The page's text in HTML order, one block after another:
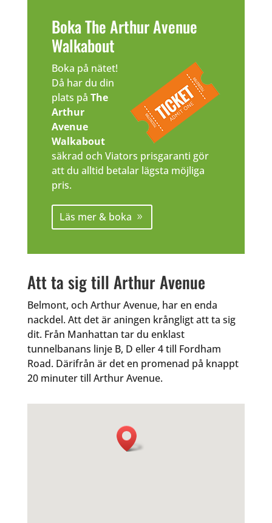
Boka The Arthur Avenue
Walkabout
Boka på nätet!
Då har du din
plats på The
Arthur
Avenue
Walkabout
säkrad och Viators prisgaranti gör
att du alltid betalar lägsta möjliga
pris.
Läs mer & boka
Att ta sig till Arthur Avenue
Belmont, och Arthur Avenue, har en enda
nackdel. Att det är aningen krångligt att ta sig
dit. Från Manhattan tar du enklast
tunnelbanans linje B, D eller 4 till Fordham
Road. Därifrån är det en promenad på knappt
20 minuter till Arthur Avenue.